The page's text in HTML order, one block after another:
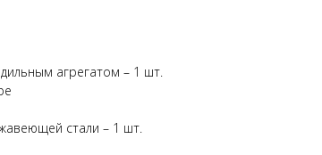
агрегатом – 1 шт.
стали – 1 шт.